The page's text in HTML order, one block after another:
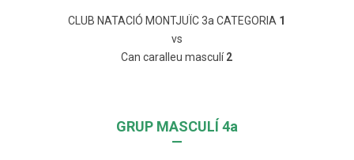
CLUB NATACIÓ MONTJUÏC 3a CATEGORIA 1
vs
Can caralleu masculí2
GRUP MASCULÍ 4a
—